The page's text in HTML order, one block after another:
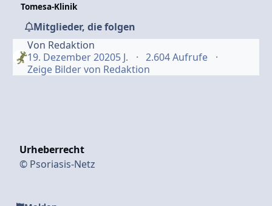
Tomesa-Klinik
Mitglieder, die folgen
Von Redaktion
19. Dezember 20205 J.
2.604 Aufrufe
Zeige Bilder von Redaktion
Urheberrecht
© Psoriasis-Netz